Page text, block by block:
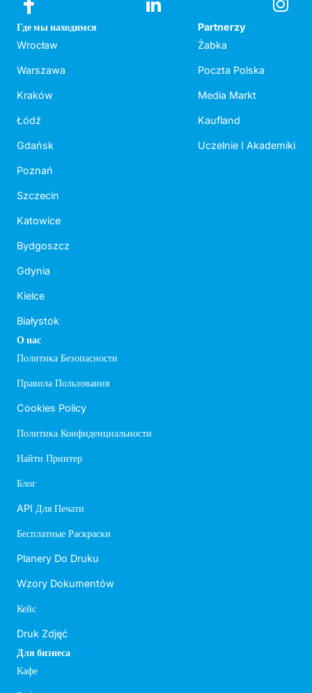
Где мы находимся
Wrocław
Warszawa
Kraków
Łódź
Gdańsk
Poznań
Szczecin
Katowice
Bydgoszcz
Gdynia
Kielce
Białystok
Partnerzy
Żabka
Poczta Polska
Media Markt
Kaufland
Uczelnie I Akademiki
О нас
Политика Безопасности
Правила Пользования
Cookies Policy
Политика Конфиденциальности
Найти Принтер
Блог
API Для Печати
Бесплатные Раскраски
Planery Do Druku
Wzory Dokumentów
Кейс
Druk Zdjęć
Для бизнеса
Кафе